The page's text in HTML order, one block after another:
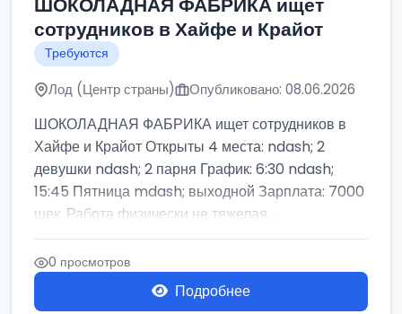
сотрудников в Хайфе и Крайот
Требуются
Лод (Центр страны) Опубликовано: 08.06.2026
ШОКОЛАДНАЯ ФАБРИКА ищет сотрудников в
Хайфе и Крайот Открыты 4 места: ndash; 2
девушки ndash; 2 парня График: 6:30 ndash;
15:45 Пятница mdash; выходной Зарплата: 7000
шек. Работа физически не тяжелая ...
0 просмотров
Подробнее